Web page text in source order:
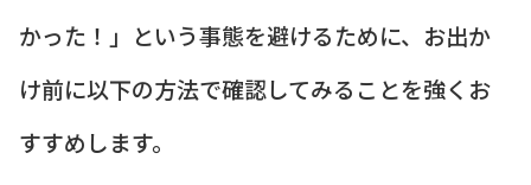
かった！」という事態を避けるために、お出か
け前に以下の方法で確認してみることを強くお
すすめします。